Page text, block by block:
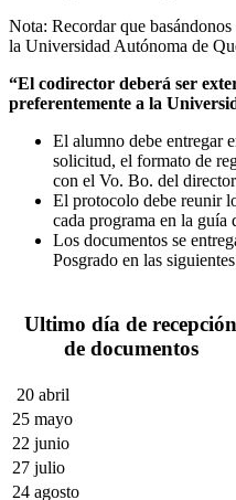
Nota: Recordar que
la Universidad Autónoma de
“El codirector deberá ser
preferentemente a la
El alumno debe entregar
solicitud, el formato de
con el Vo. Bo. del
El protocolo debe reunir
cada programa en la guía
Los documentos se
Posgrado en las
Ultimo día de recepción
de documentos
20 abril
25 mayo
22 junio
27 julio
24 agosto